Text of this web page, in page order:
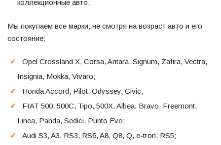
коллекционные авто.
Мы покупаем все марки, не смотря на возраст авто и его
состояние:
Opel Crossland X, Corsa, Antara, Signum, Zafira, Vectra,
Insignia, Mokka, Vivaro;
Honda Accord, Pilot, Odyssey, Civic;
FIAT 500, 500C, Tipo, 500X, Albea, Bravo, Freemont,
Linea, Panda, Sedici, Punto Evo;
Audi S3, A3, RS3, RS6, A8, Q8, Q, e-tron, RS5;